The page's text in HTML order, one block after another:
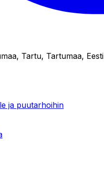
Tartu, Tartumaa, Eesti
ja puutarhoihin